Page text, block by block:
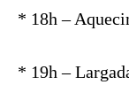
* 18h –
* 19h –